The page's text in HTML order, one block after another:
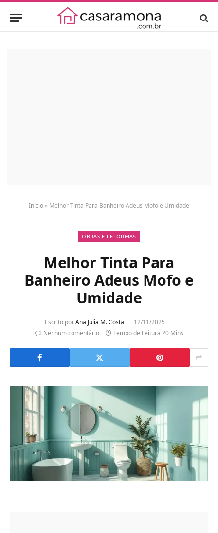
Início » Melhor Tinta Para Banheiro Adeus Mofo e Umidade
OBRAS E REFORMAS
Melhor Tinta Para
Banheiro Adeus Mofo e
Umidade
Escrito por Ana Julia M. Costa
12/11/2025
Nenhum comentário
Tempo de Leitura 20 Mins